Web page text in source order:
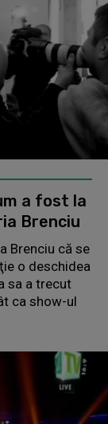
a fost la
Brenciu
Brenciu că se
o deschidea
sa a trecut
ca show-ul